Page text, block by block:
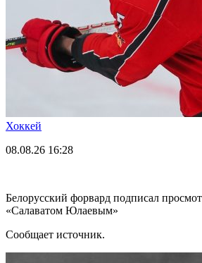
Хоккей
08.08.26 16:28
Белорусский форвард подписал
«Салаватом Юлаевым»
Сообщает источник.